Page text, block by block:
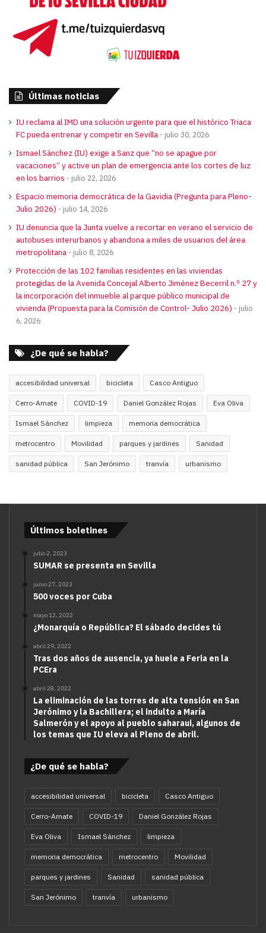
Últimas noticias
IU reclama al IMD una solución urgente para que el histórico Triaca
FC pueda entrenar y competir en Sevilla
julio 30, 2026
Ismael Sánchez (IU) exige a Sanz que “no se apague por
vacaciones” y active un plan de emergencia ante los cortes de luz
en los barrios
julio 22, 2026
Espacio memoria democrática de la Gavidia (Pregunta para Pleno-
Julio 2026)
julio 14, 2026
IU denuncia que la Junta vuelve a recortar en verano el servicio de
autobuses interurbanos y abandona a miles de usuarios del área
metropolitana
julio 8, 2026
Protección de las 102 familias residentes en las viviendas
protegidas de la Avenida Concejal Alberto Jiménez Becerril n.º 27 y
la incorporación del inmueble al parque público municipal de
vivienda (Propuesta para la Comisión de Control- Julio 2026)
julio
6, 2026
¿De qué se habla?
accesibilidad universal bicicleta Casco Antiguo
Cerro-Amate COVID-19 Daniel González Rojas Eva Oliva
Ismael Sánchez limpieza memoria democrática
metrocentro Movilidad parques y jardines Sanidad
sanidad pública San Jerónimo tranvía urbanismo
Últimos boletines
julio 2, 2023
SUMAR se presenta en Sevilla
junio 27, 2023
500 voces por Cuba
mayo 12, 2022
¿Monarquía o República? El sábado decides tú
abril 29, 2022
Tras dos años de ausencia, ya huele a Feria en la
PCEra
abril 28, 2022
La eliminación de las torres de alta tensión en San
Jerónimo y la Bachillera; el indulto a María
Salmerón y el apoyo al pueblo saharaui, algunos de
los temas que IU eleva al Pleno de abril.
¿De qué se habla?
accesibilidad universal bicicleta Casco Antiguo
Cerro-Amate COVID-19 Daniel González Rojas
Eva Oliva Ismael Sánchez limpieza
memoria democrática metrocentro Movilidad
parques y jardines Sanidad sanidad pública
San Jerónimo tranvía urbanismo